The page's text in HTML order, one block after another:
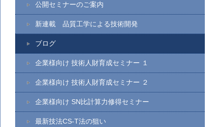
公開セミナーのご案内
新連載 品質工学による技術開発
ブログ
企業様向け 技術人財育成セミナー １
企業様向け 技術人財育成セミナー ２
企業様向け SN比計算力修得セミナー
最新技法CS-T法の狙い